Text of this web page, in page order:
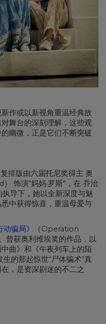
作或以新视角重温经典故
舞台的深刻理解，这些观
幽微，正是它们不断突破
排版由六届托尼奖得主 奥
饰演“妈妈·罗斯”，在 乔治
执导下，她以全新深度与魅
中获得惊喜，重温母爱与
动骗局》
（Operation
获奥利维埃奖的作品，以
曲》和《午夜列车上的陌
的那起惊世“尸体骗术”真
，是资深剧迷的不二之